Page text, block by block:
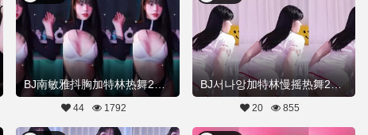
BJ南敏雅抖胸加特林热舞20260403舞蹈剪辑
44 1792
BJ서나앙加特林慢摇热舞20260407Hot Dance
20 855